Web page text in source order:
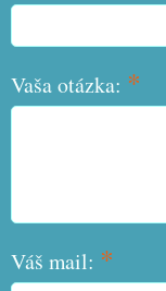
Vaša otázka: *
Váš mail: *